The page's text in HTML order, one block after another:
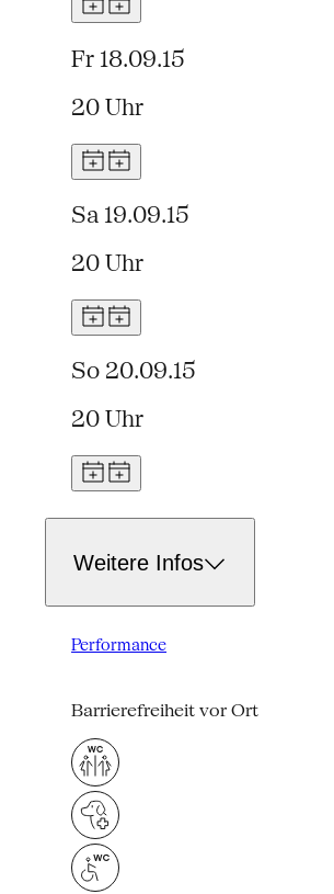
Fr 18.09.15
20 Uhr
Sa 19.09.15
20 Uhr
So 20.09.15
20 Uhr
Weitere Infos
Performance
Barrierefreiheit vor Ort